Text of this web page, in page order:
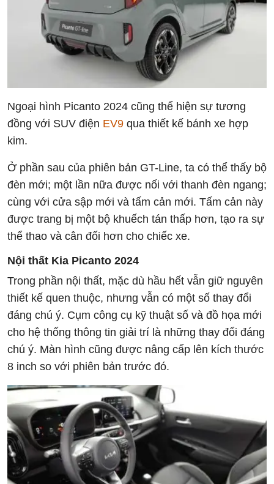
Ngoại hình Picanto 2024 cũng thể hiện sự tương
đồng với SUV điện EV9 qua thiết kế bánh xe hợp
kim.
Ở phần sau của phiên bản GT-Line, ta có thể thấy bộ
đèn mới; một lần nữa được nối với thanh đèn ngang;
cùng với cửa sập mới và tấm cản mới. Tấm cản này
được trang bị một bộ khuếch tán thấp hơn, tạo ra sự
thể thao và cân đối hơn cho chiếc xe.
Nội thất Kia Picanto 2024
Trong phần nội thất, mặc dù hầu hết vẫn giữ nguyên
thiết kế quen thuộc, nhưng vẫn có một số thay đổi
đáng chú ý. Cụm công cụ kỹ thuật số và đồ họa mới
cho hệ thống thông tin giải trí là những thay đổi đáng
chú ý. Màn hình cũng được nâng cấp lên kích thước
8 inch so với phiên bản trước đó.